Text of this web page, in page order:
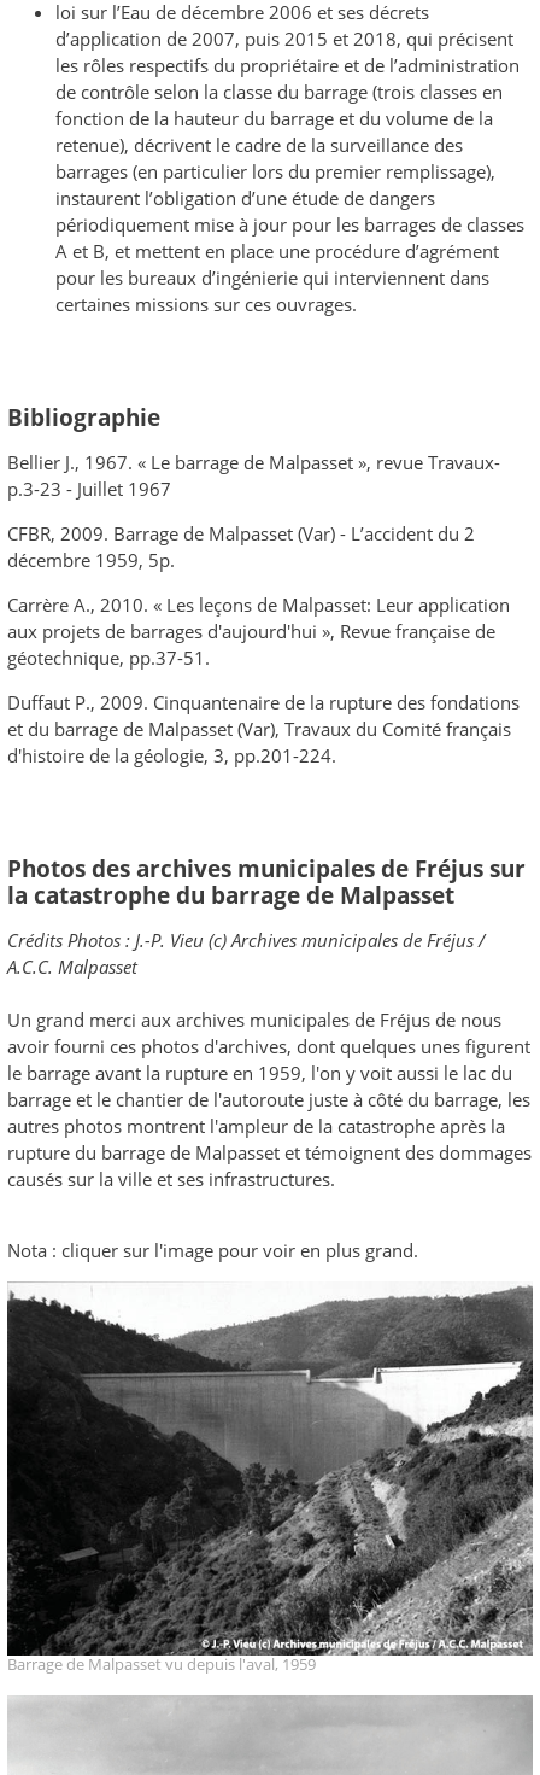
loi sur l’Eau de décembre 2006 et ses décrets
d’application de 2007, puis 2015 et 2018, qui précisent
les rôles respectifs du propriétaire et de l’administration
de contrôle selon la classe du barrage (trois classes en
fonction de la hauteur du barrage et du volume de la
retenue), décrivent le cadre de la surveillance des
barrages (en particulier lors du premier remplissage),
instaurent l’obligation d’une étude de dangers
périodiquement mise à jour pour les barrages de classes
A et B, et mettent en place une procédure d’agrément
pour les bureaux d’ingénierie qui interviennent dans
certaines missions sur ces ouvrages.
Bibliographie
Bellier J., 1967. « Le barrage de Malpasset », revue Travaux-
p.3-23 - Juillet 1967
CFBR, 2009. Barrage de Malpasset (Var) - L’accident du 2
décembre 1959, 5p.
Carrère A., 2010. « Les leçons de Malpasset: Leur application
aux projets de barrages d'aujourd'hui », Revue française de
géotechnique, pp.37-51.
Duffaut P., 2009. Cinquantenaire de la rupture des fondations
et du barrage de Malpasset (Var), Travaux du Comité français
d'histoire de la géologie, 3, pp.201-224.
Photos des archives municipales de Fréjus sur
la catastrophe du barrage de Malpasset
Crédits Photos : J.-P. Vieu (c) Archives municipales de Fréjus /
A.C.C. Malpasset
Un grand merci aux archives municipales de Fréjus de nous
avoir fourni ces photos d'archives, dont quelques unes figurent
le barrage avant la rupture en 1959, l'on y voit aussi le lac du
barrage et le chantier de l'autoroute juste à côté du barrage, les
autres photos montrent l'ampleur de la catastrophe après la
rupture du barrage de Malpasset et témoignent des dommages
causés sur la ville et ses infrastructures.
Nota : cliquer sur l'image pour voir en plus grand.
Barrage de Malpasset vu depuis l'aval, 1959